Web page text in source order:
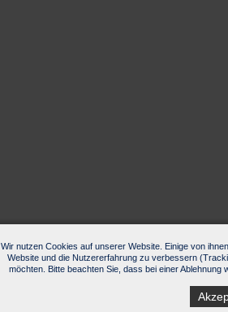
Wir nutzen Cookies auf unserer Website. Einige von
Website und die Nutzererfahrung zu verbessern
möchten. Bitte beachten Sie, dass bei einer